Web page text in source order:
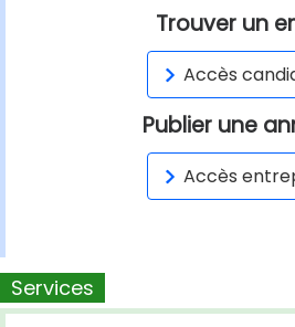
Trouver un
Accès
Publier une
Accès
Services